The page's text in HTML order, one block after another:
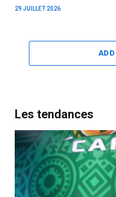
29 JUILLET 2026
Les tendances